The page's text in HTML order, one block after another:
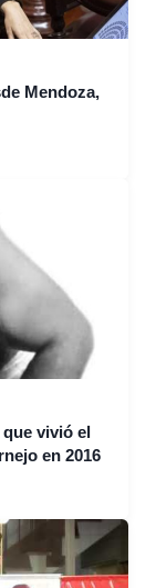
Mendoza,
vivió el
en 2016